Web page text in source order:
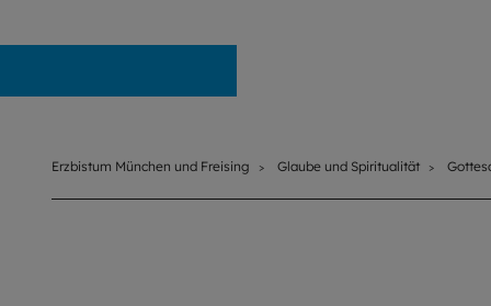
Erzbistum München und Freising Glaube und Spiritualität